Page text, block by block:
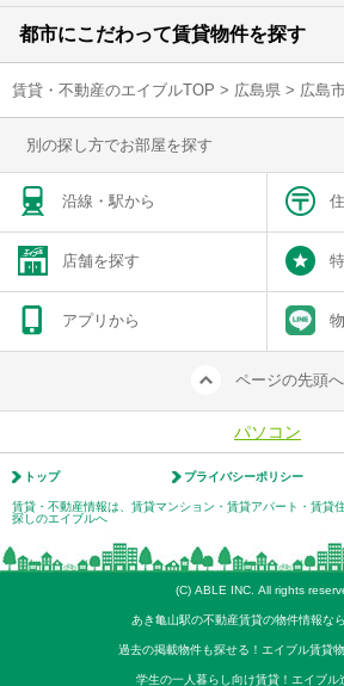
都市にこだわって賃貸物件を探す
賃貸・不動産のエイブルTOP > 広島県 > 広島
別の探し方でお部屋を探す
沿線・駅から
店舗を探す
アプリから
ページの先頭へ
パソコン
トップ プライバシーポリシー
賃貸・不動産情報は、賃貸マンション・賃貸アパート・賃貸
探しのエイブルへ
(C) ABLE INC. All rights
あき亀山駅の不動産賃貸の物件情報な
過去の掲載物件も探せる！エイブル賃貸
学生の一人暮らし向け賃貸！エイブル